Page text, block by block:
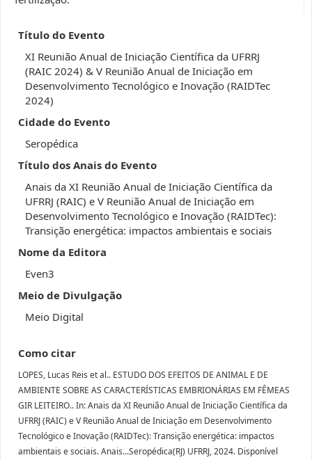
Título do Evento
XI Reunião Anual de Iniciação Científica da UFRRJ
(RAIC 2024) & V Reunião Anual de Iniciação em
Desenvolvimento Tecnológico e Inovação (RAIDTec
2024)
Cidade do Evento
Seropédica
Título dos Anais do Evento
Anais da XI Reunião Anual de Iniciação Científica da
UFRRJ (RAIC) e V Reunião Anual de Iniciação em
Desenvolvimento Tecnológico e Inovação (RAIDTec):
Transição energética: impactos ambientais e sociais
Nome da Editora
Even3
Meio de Divulgação
Meio Digital
Como citar
LOPES, Lucas Reis et al.. ESTUDO DOS EFEITOS DE ANIMAL E DE
AMBIENTE SOBRE AS CARACTERÍSTICAS EMBRIONÁRIAS EM FÊMEAS
GIR LEITEIRO.. In: Anais da XI Reunião Anual de Iniciação Científica da
UFRRJ (RAIC) e V Reunião Anual de Iniciação em Desenvolvimento
Tecnológico e Inovação (RAIDTec): Transição energética: impactos
ambientais e sociais. Anais...Seropédica(RJ) UFRRJ, 2024. Disponível